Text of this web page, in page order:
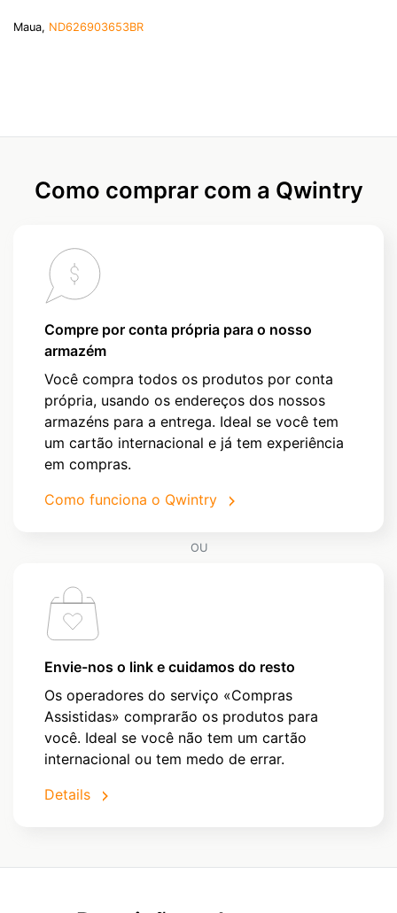
Maua, ND626903653BR
Como comprar com a Qwintry
Compre por conta própria para o nosso
armazém
Você compra todos os produtos por conta
própria, usando os endereços dos nossos
armazéns para a entrega. Ideal se você tem
um cartão internacional e já tem experiência
em compras.
Como funciona o Qwintry
OU
Envie-nos o link e cuidamos do resto
Os operadores do serviço «Compras
Assistidas» comprarão os produtos para
você. Ideal se você não tem um cartão
internacional ou tem medo de errar.
Details